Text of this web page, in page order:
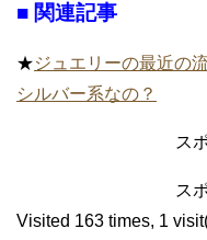
■ 関連記事
★ジュエリーの最近の
シルバー系なの？
ス
ス
Visited 163 times, 1